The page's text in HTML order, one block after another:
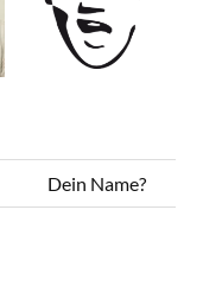
Dein Name?